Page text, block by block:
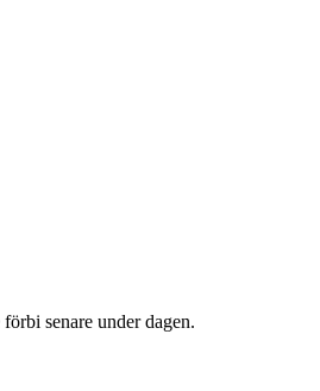
senare under dagen.